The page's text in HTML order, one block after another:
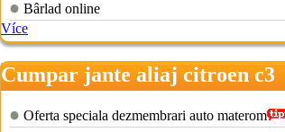
Bârlad online
Více
Cumpar jante aliaj citroen c3
Oferta speciala dezmembrari auto materom